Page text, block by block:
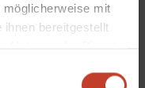
mit
bereitgestellt
Kreuzberg Cup